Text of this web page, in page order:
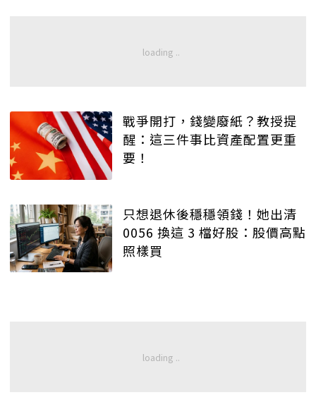
戰爭開打，錢變廢紙？教授提
醒：這三件事比資產配置更重
要！
只想退休後穩穩領錢！她出清
0056 換這 3 檔好股：股價高點
照樣買